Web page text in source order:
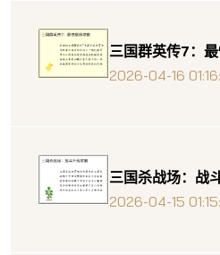
三国群英传7：
2026-04-16
三国杀战场：战
2026-04-15